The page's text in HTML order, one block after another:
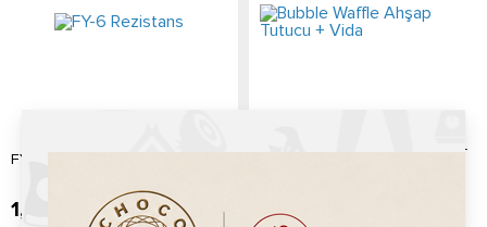
FY-6 Rezistans
1,925.00TL
Bubble Waffle Ahşap Tutucu +
175.00